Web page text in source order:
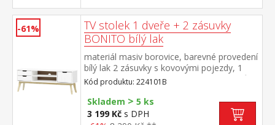
-61%
TV stolek 1 dveře + 2 zásuvky
BONITO bílý lak
materiál masiv borovice, barevné provedení
bílý lak 2 zásuvky s kovovými pojezdy, 1
dvířka, 1 police otvor na protažení kabelů
Kód produktu: 224101B
Skladem > 5 ks
3 199 Kč s DPH